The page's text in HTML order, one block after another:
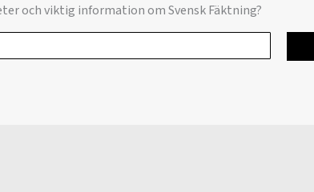
och viktig information om Svensk Fäktning?